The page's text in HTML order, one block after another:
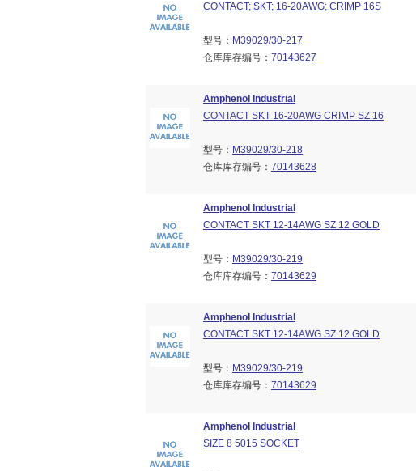
CONTACT; SKT; 16-20AWG; CRIMP 16S
型号： M39029/30-217
仓库库存编号： 70143627
Amphenol Industrial
CONTACT SKT 16-20AWG CRIMP SZ 16
型号： M39029/30-218
仓库库存编号： 70143628
Amphenol Industrial
CONTACT SKT 12-14AWG SZ 12 GOLD
型号： M39029/30-219
仓库库存编号： 70143629
Amphenol Industrial
CONTACT SKT 12-14AWG SZ 12 GOLD
型号： M39029/30-219
仓库库存编号： 70143629
Amphenol Industrial
SIZE 8 5015 SOCKET